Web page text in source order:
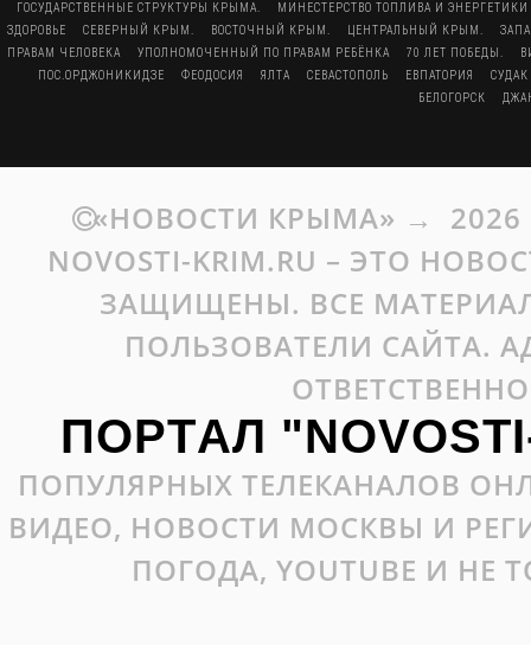
ГОСУДАРСТВЕННЫЕ СТРУКТУРЫ КРЫМА.
МИНЕСТЕРСТВО ТОПЛИВА И
ЗДОРОВЬЕ
СЕВЕРНЫЙ КРЫМ. ВОСТОЧНЫЙ КРЫМ. ЦЕНТРАЛЬНЫЙ КРЫМ.
ПРАВАМ ЧЕЛОВЕКА
УПОЛНОМОЧЕННЫЙ ПО ПРАВАМ РЕБЁНКА 70 ЛЕТ ПОБЕДЫ.
ПОС.ОРДЖОНИКИДЗЕ
ФЕОДОСИЯ ЯЛТА СЕВАСТОПОЛЬ ЕВПАТОРИЯ
СУДАК
БЕЛОГОРСК
«НОВОСТИ КРЫМА» → 2026
NOVOSTI-KRIM.RU – ЭТО
ЗАЩИЩЕНЫ. ВСЕ
ПОЛЬЗОВАТЕЛИ САЙТА.
ПОРТАЛ
ПОПУЛЯРНЫХ ТЕЛЕКАНАЛОВ
ВИДЕО, НОВОСТИ МОСКВЫ И
ПОГОДА, YOUTUBE И